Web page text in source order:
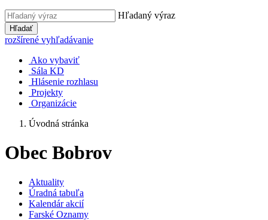
Hľadaný výraz
Hľadať
rozšírené vyhľadávanie
Ako vybaviť
Sála KD
Hlásenie rozhlasu
Projekty
Organizácie
Úvodná stránka
Obec Bobrov
Aktuality
Úradná tabuľa
Kalendár akcií
Farské Oznamy